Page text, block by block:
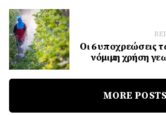
Oι 6 υποχρεώσεις
νόμιμη χρήση
MORE POSTS